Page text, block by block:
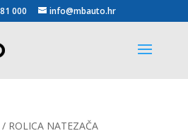
000 info@mbauto.hr
/ ROLICA NATEZAČA